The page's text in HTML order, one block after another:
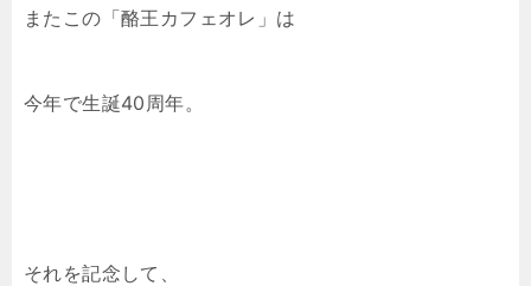
またこの「酪王カフェオレ」は
今年で生誕40周年。
それを記念して、